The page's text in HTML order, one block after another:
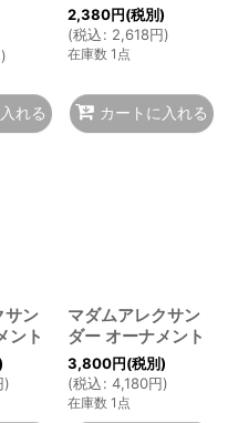
)
れる
2,380円(税別)
(税込: 2,618円)
在庫数 1点
カートに入れる
サン
ント
)
マダムアレクサン
ダー オーナメント
3,800円(税別)
(税込: 4,180円)
在庫数 1点